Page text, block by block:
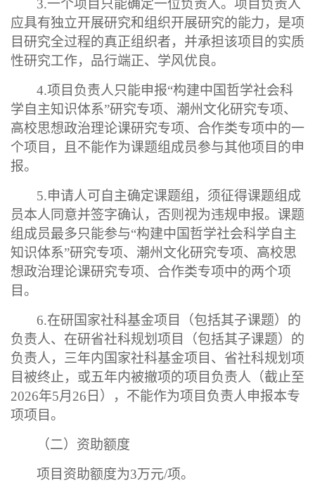
3.一个项目只能确定一位负责人。项目负责人
应具有独立开展研究和组织开展研究的能力，是项
目研究全过程的真正组织者，并承担该项目的实质
性研究工作，品行端正、学风优良。
4.项目负责人只能申报“构建中国哲学社会科
学自主知识体系”研究专项、潮州文化研究专项、
高校思想政治理论课研究专项、合作类专项中的一
个项目，且不能作为课题组成员参与其他项目的申
报。
5.申请人可自主确定课题组，须征得课题组成
员本人同意并签字确认，否则视为违规申报。课题
组成员最多只能参与“构建中国哲学社会科学自主
知识体系”研究专项、潮州文化研究专项、高校思
想政治理论课研究专项、合作类专项中的两个项
目。
6.在研国家社科基金项目（包括其子课题）的
负责人、在研省社科规划项目（包括其子课题）的
负责人，三年内国家社科基金项目、省社科规划项
目被终止，或五年内被撤项的项目负责人（截止至
2026年5月26日），不能作为项目负责人申报本专
项项目。
（二）资助额度
项目资助额度为3万元/项。